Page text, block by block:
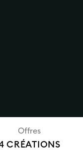
Offres
CRÉATIONS